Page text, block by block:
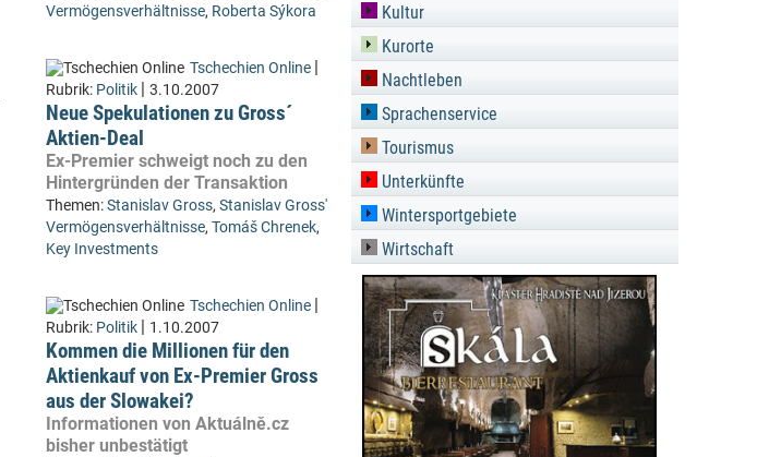
Vermögensverhältnisse, Roberta Sýkora
Tschechien Online |
Rubrik: Politik | 3.10.2007
Neue Spekulationen zu Gross´
Aktien-Deal
Ex-Premier schweigt noch zu den
Hintergründen der Transaktion
Themen:Stanislav Gross, Stanislav Gross'
Vermögensverhältnisse, Tomáš Chrenek,
Key Investments
Tschechien Online |
Rubrik: Politik | 1.10.2007
Kommen die Millionen für den
Aktienkauf von Ex-Premier Gross
aus der Slowakei?
Informationen von Aktuálně.cz
bisher unbestätigt
Kultur
Kurorte
Nachtleben
Sprachenservice
Tourismus
Unterkünfte
Wintersportgebiete
Wirtschaft